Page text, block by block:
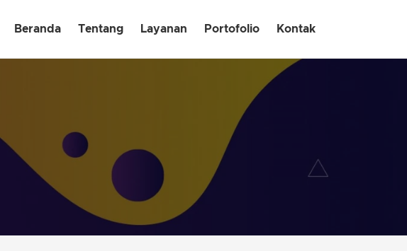
Beranda Tentang Layanan Portofolio Kontak